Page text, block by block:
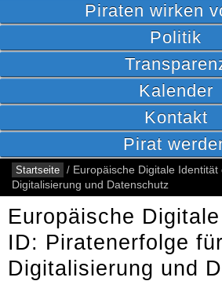
Piraten wirken
Politik
Kalender
Kontakt
Pirat
Startseite / Europäische Digitale
Digitalisierung und Datenschutz
Europäische
ID: Piratenerfolge für
Digitalisierung und